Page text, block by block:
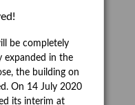
Natur
Phelloplastik
Pohlhof
Ruth Wolf-Rehfeld
Sonderausstellung
be completely
expanded in the
the building on
On 14 July 2020
its interim at